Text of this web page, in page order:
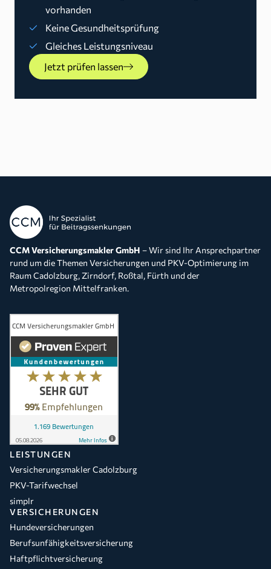
vorhanden
Keine Gesundheitsprüfung
Gleiches Leistungsniveau
Jetzt prüfen lassen
CCM Versicherungsmakler GmbH – Wir sind Ihr Ansprechpartner
rund um die Themen Versicherungen und PKV-Optimierung im
Raum Cadolzburg, Zirndorf, Roßtal, Fürth und der
Metropolregion Mittelfranken.
LEISTUNGEN
Versicherungsmakler Cadolzburg
PKV-Tarifwechsel
simplr
VERSICHERUNGEN
Hundeversicherungen
Berufsunfähigkeitsversicherung
Haftpflichtversicherung